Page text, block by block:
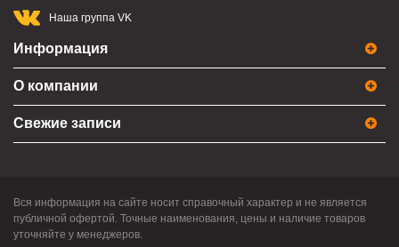
Наша группа VK
Информация
О компании
Свежие записи
Вся информация на сайте носит справочный характер и не является
публичной офертой. Точные наименования, цены и наличие товаров
уточняйте у менеджеров.